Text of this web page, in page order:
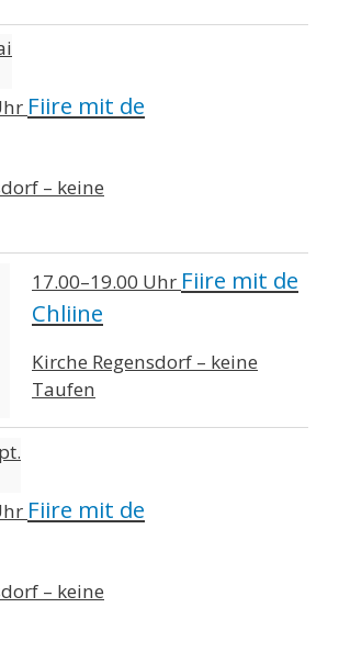
Fiire mit de
– keine
17.00–19.00 Uhr Fiire mit de
Chliine
Kirche Regensdorf – keine
Taufen
Fiire mit de
– keine